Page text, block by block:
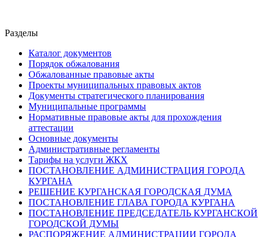
Разделы
Каталог документов
Порядок обжалования
Обжалованные правовые акты
Проекты муниципальных правовых актов
Документы стратегического планирования
Муниципальные программы
Нормативные правовые акты для прохождения
аттестации
Основные документы
Административные регламенты
Тарифы на услуги ЖКХ
ПОСТАНОВЛЕНИЕ АДМИНИСТРАЦИЯ ГОРОДА
КУРГАНА
РЕШЕНИЕ КУРГАНСКАЯ ГОРОДСКАЯ ДУМА
ПОСТАНОВЛЕНИЕ ГЛАВА ГОРОДА КУРГАНА
ПОСТАНОВЛЕНИЕ ПРЕДСЕДАТЕЛЬ КУРГАНСКОЙ
ГОРОДСКОЙ ДУМЫ
РАСПОРЯЖЕНИЕ АДМИНИСТРАЦИИ ГОРОДА